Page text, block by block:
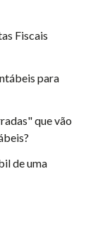
Fiscais
para
que vão
de uma